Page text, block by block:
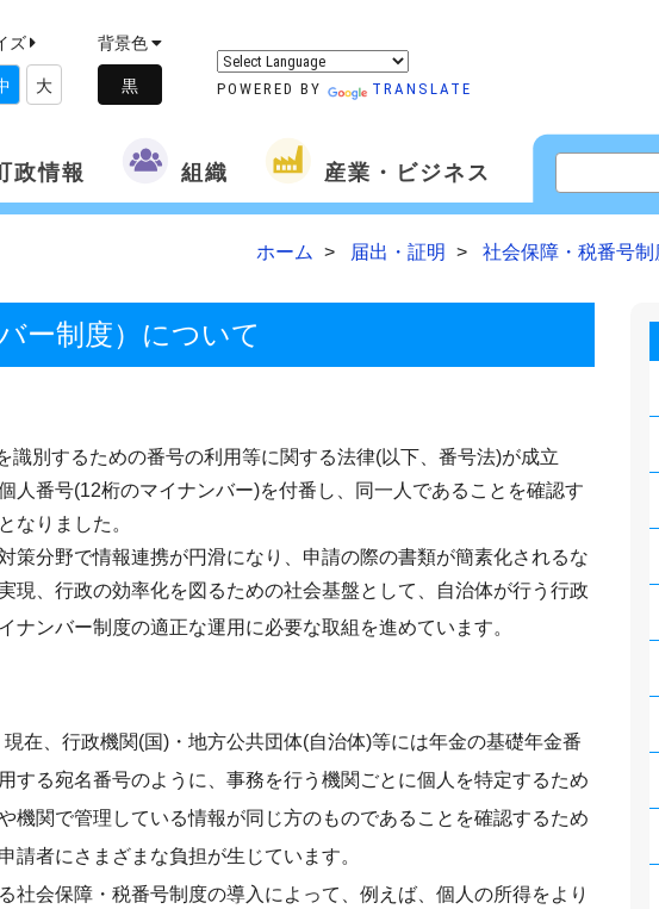
ズ
大
背景色
POWERED BY TRANSLATE
政情報 組織 産業・ビジネス
ホーム 届出・証明 社会保障・税番号
ー制度）について
別するための番号の利用等に関する法律(以下、番号法)が成立
人番号(12桁のマイナンバー)を付番し、同一人であることを確認す
なりました。
策分野で情報連携が円滑になり、申請の際の書類が簡素化されるな
現、行政の効率化を図るための社会基盤として、自治体が行う行政
ンバー制度の適正な運用に必要な取組を進めています。
在、行政機関(国)・地方公共団体(自治体)等には年金の基礎年金番
する宛名番号のように、事務を行う機関ごとに個人を特定するため
機関で管理している情報が同じ方のものであることを確認するため
者にさまざまな負担が生じています。
会保障・税番号制度の導入によって、例えば、個人の所得をより